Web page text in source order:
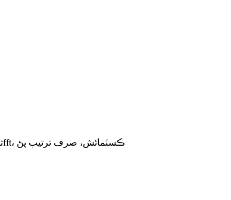
10 * 10ft، 10 * 20ft، 20 * 20ft، 20 * 30ft، 30 * 30ft، 30ff، ترتيب، ڪسٽمينج، 30fft، ڪسٽمائش، صرف ترتيب پڻ